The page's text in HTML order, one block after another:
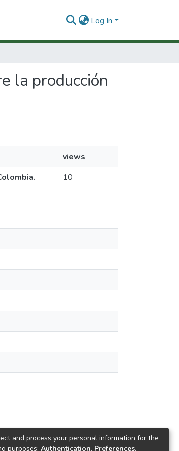
Log In
la producción
views
10
and process your personal information for the
purposes: Authentication, Preferences,